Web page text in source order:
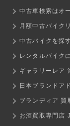
中古車検索はオ
月額中古バイク
中古バイクを探
レンタルバイク
ギャラリーレア
日本ブランドア
ブランディア 買
お酒買取専門店